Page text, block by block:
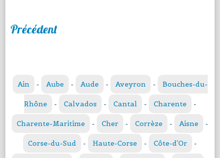
Précédent
Ain - Aube - Aude - Aveyron - Bouches-du-
Rhône - Calvados - Cantal - Charente -
Charente-Maritime - Cher - Corrèze - Aisne -
Corse-du-Sud - Haute-Corse - Côte-d'Or -